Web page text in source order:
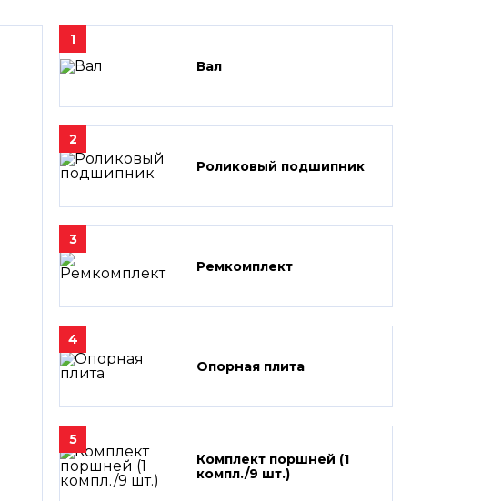
1
Вал
2
Роликовый подшипник
3
Ремкомплект
4
Опорная плита
5
Комплект поршней (1
компл./9 шт.)